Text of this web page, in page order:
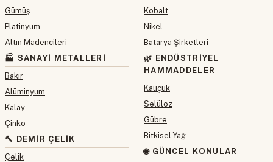
Gümüş
Platinyum
Altın Madencileri
🏭 SANAYI METALLERI
Bakır
Alüminyum
Kalay
Çinko
🔨 DEMIR ÇELIK
Çelik
Kobalt
Nikel
Batarya Şirketleri
🌿 ENDÜSTRIYEL
HAMMADDELER
Kauçuk
Selüloz
Gübre
Bitkisel Yağ
🌐 GÜNCEL KONULAR